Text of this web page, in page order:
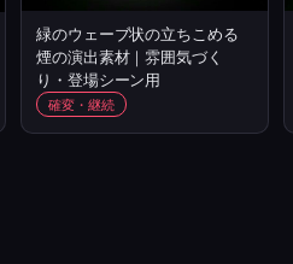
緑のウェーブ状の立ちこめる
煙の演出素材｜雰囲気づく
り・登場シーン用
確変・継続